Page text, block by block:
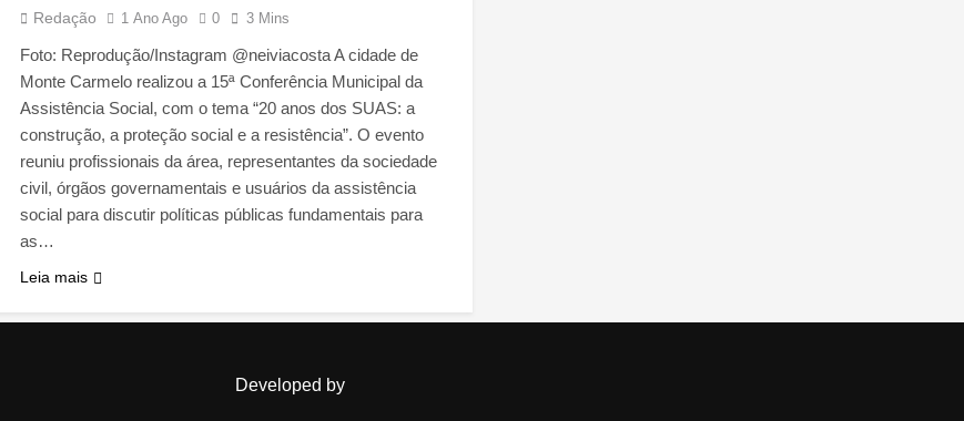
Redação 1 Ano Ago 0 3 Mins
Foto: Reprodução/Instagram @neiviacosta A cidade de
Monte Carmelo realizou a 15ª Conferência Municipal da
Assistência Social, com o tema “20 anos dos SUAS: a
construção, a proteção social e a resistência”. O evento
reuniu profissionais da área, representantes da sociedade
civil, órgãos governamentais e usuários da assistência
social para discutir políticas públicas fundamentais para
as…
Leia mais
Developed by